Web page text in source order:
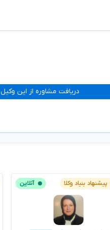
دریافت مشاوره از این وکیل
پیشنهاد بنیاد وکلا آنلاین